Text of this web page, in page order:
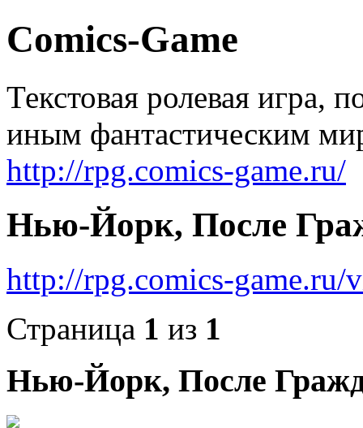
Comics-Game
Текстовая ролевая игра,
иным фантастическим
http://rpg.comics-game.ru/
Нью-Йорк, После
http://rpg.comics-
Страница 1 из 1
Нью-Йорк, После